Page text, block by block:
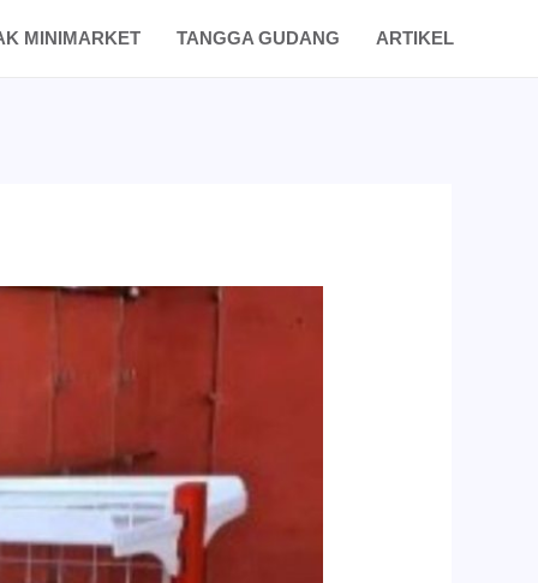
MINIMARKET TANGGA GUDANG ARTIKEL